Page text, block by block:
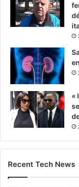
«
Recent Tech News